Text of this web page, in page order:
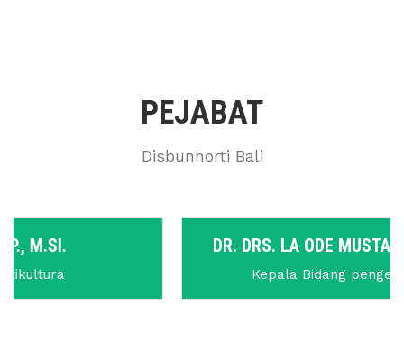
PEJABAT
Disbunhorti Bali
DR. DRS. LA ODE MUSTAFA MUCHTAR, M.SI
Kepala Bidang pengembangan SDM